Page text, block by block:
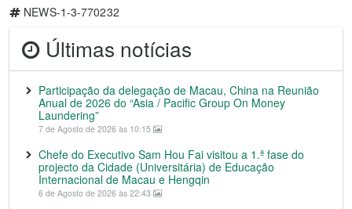
NEWS-1-3-770232
Últimas notícias
Participação da delegação de Macau, China na Reunião
Anual de 2026 do “Asia / Pacific Group On Money
Laundering”
7 de Agosto de 2026 às 10:15
Chefe do Executivo Sam Hou Fai visitou a 1.ª fase do
projecto da Cidade (Universitária) de Educação
Internacional de Macau e Hengqin
6 de Agosto de 2026 às 22:43